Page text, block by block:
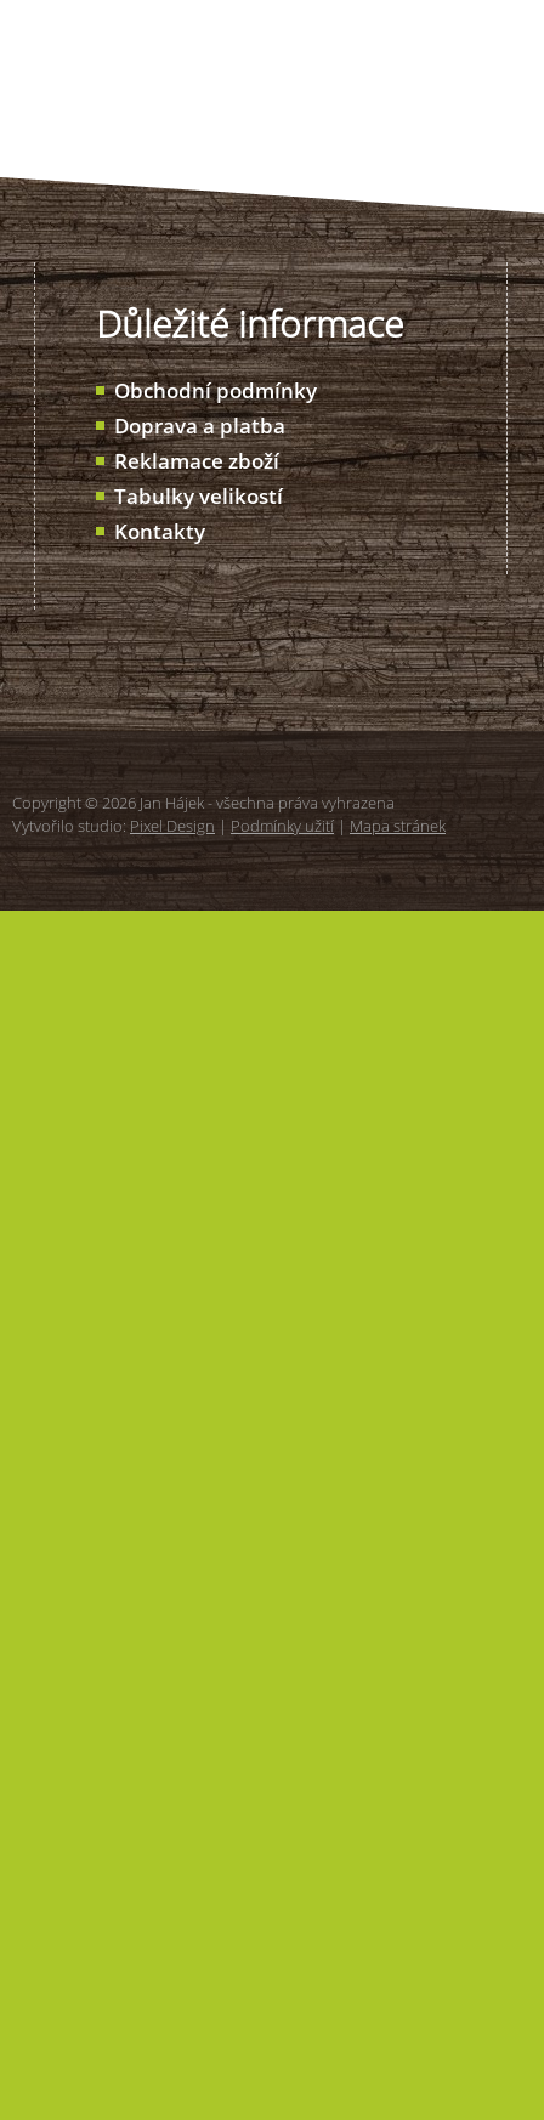
Důležité informace
Obchodní podmínky
Doprava a platba
Reklamace zboží
Tabulky velikostí
Kontakty
Copyright © 2026 Jan Hájek - všechna práva vyhrazena
Vytvořilo studio: Pixel Design | Podmínky užití | Mapa stránek